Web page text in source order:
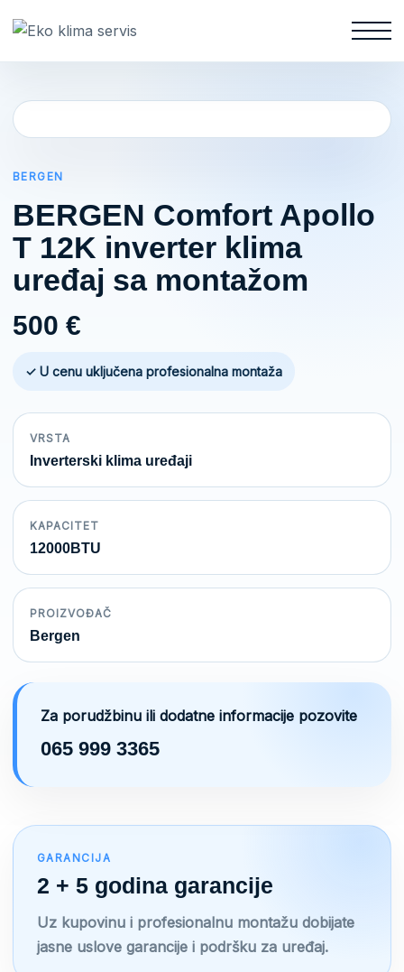
BERGEN
BERGEN Comfort Apollo
T 12K inverter klima
uređaj sa montažom
500 €
✓ U cenu uključena profesionalna montaža
VRSTA
Inverterski klima uređaji
KAPACITET
12000BTU
PROIZVOĐAČ
Bergen
Za porudžbinu ili dodatne informacije pozovite
065 999 3365
GARANCIJA
2 + 5 godina garancije
Uz kupovinu i profesionalnu montažu dobijate
jasne uslove garancije i podršku za uređaj.